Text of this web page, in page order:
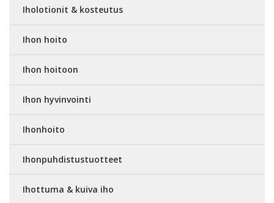
Iholotionit & kosteutus
Ihon hoito
Ihon hoitoon
Ihon hyvinvointi
Ihonhoito
Ihonpuhdistustuotteet
Ihottuma & kuiva iho